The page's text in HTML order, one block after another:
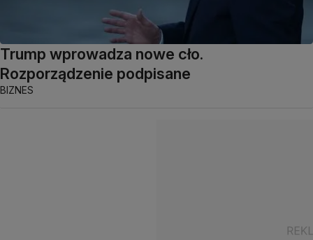
Trump wprowadza nowe cło.
Rozporządzenie podpisane
BIZNES